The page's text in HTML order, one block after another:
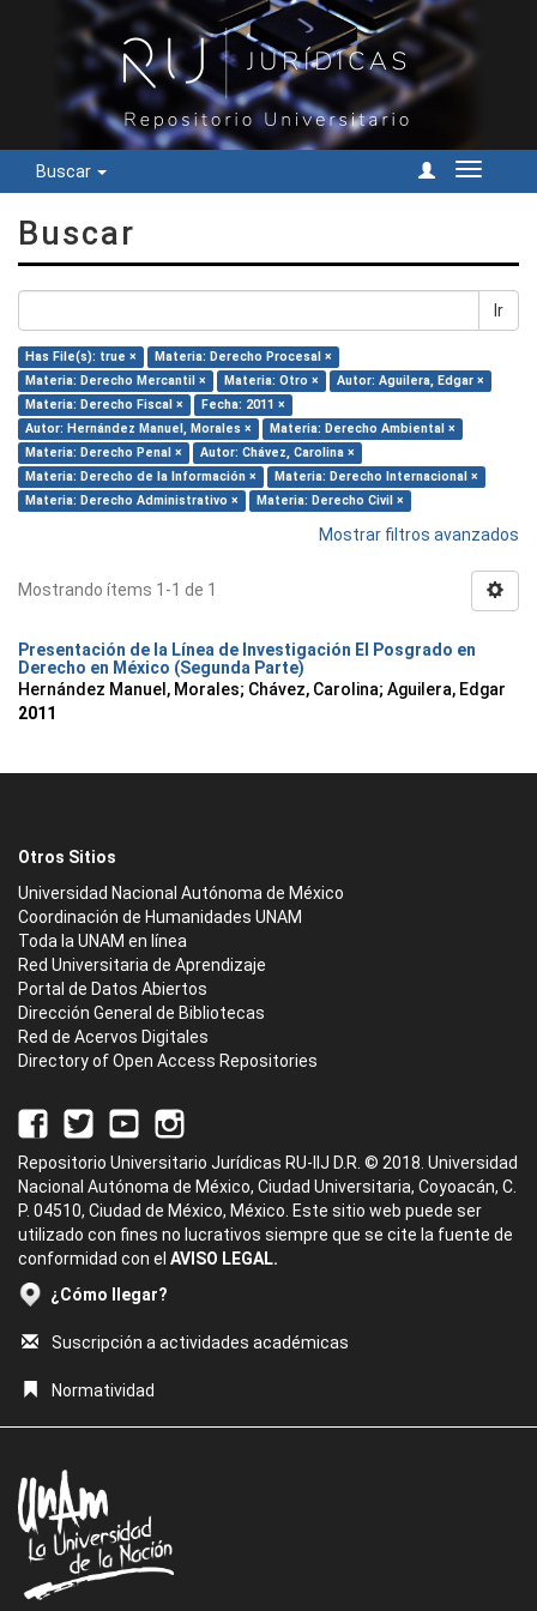
Buscar
Cambiar
Buscar
Ir
Has File(s): true ×
Materia: Derecho Procesal ×
Materia: Derecho Mercantil ×
Materia: Otro ×
Autor: Aguilera, Edgar ×
Materia: Derecho Fiscal ×
Fecha: 2011 ×
Autor: Hernández Manuel, Morales ×
Materia: Derecho Ambiental ×
Materia: Derecho Penal ×
Autor: Chávez, Carolina ×
Materia: Derecho de la Información ×
Materia: Derecho Internacional ×
Materia: Derecho Administrativo ×
Materia: Derecho Civil ×
Mostrar filtros avanzados
Mostrando ítems 1-1 de 1
Presentación de la Línea de Investigación El Posgrado en
Derecho en México (Segunda Parte)
Hernández Manuel, Morales; Chávez, Carolina; Aguilera, Edgar
2011
Otros Sitios
Universidad Nacional Autónoma de México
Coordinación de Humanidades UNAM
Toda la UNAM en línea
Red Universitaria de Aprendizaje
Portal de Datos Abiertos
Dirección General de Bibliotecas
Red de Acervos Digitales
Directory of Open Access Repositories
Repositorio Universitario Jurídicas RU-IIJ D.R. © 2018. Universidad
Nacional Autónoma de México, Ciudad Universitaria, Coyoacán, C.
P. 04510, Ciudad de México, México. Este sitio web puede ser
utilizado con fines no lucrativos siempre que se cite la fuente de
conformidad con el AVISO LEGAL.
¿Cómo llegar?
Suscripción a actividades académicas
Normatividad